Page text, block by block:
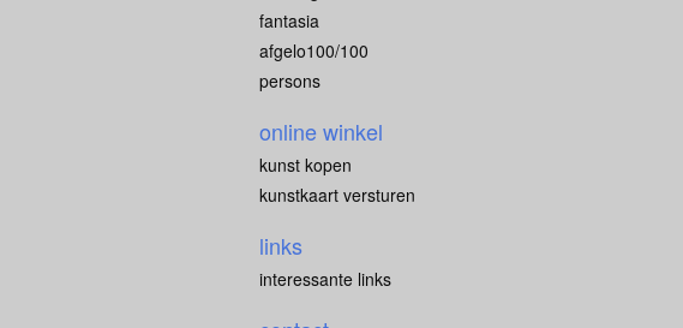
fantasia
afgelo100/100
persons
online winkel
kunst kopen
kunstkaart versturen
links
interessante links